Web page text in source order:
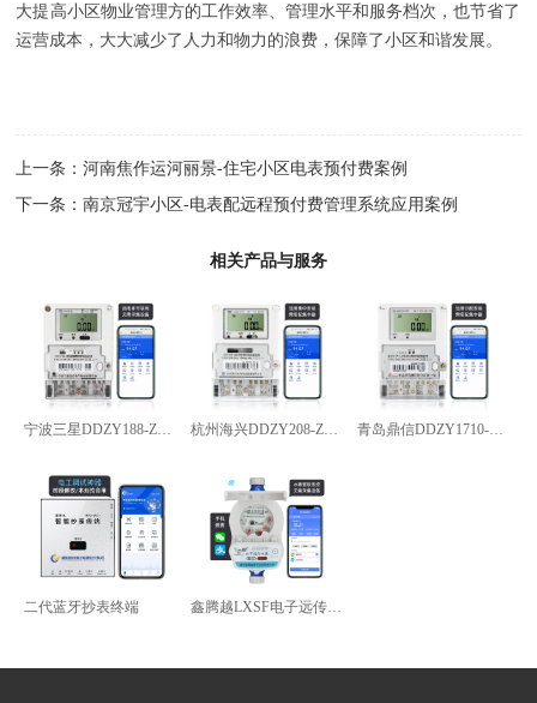
大提高小区物业管理方的工作效率、管理水平和服务档次，也节省了
运营成本，大大减少了人力和物力的浪费，保障了小区和谐发展。
上一条：河南焦作运河丽景-住宅小区电表预付费案例
下一条：南京冠宇小区-电表配远程预付费管理系统应用案例
相关产品与服务
宁波三星DDZY188-Z型4G通讯智能电能表杭州海兴DDZY208-Z型RS485通讯智能电能表
青岛鼎信DDZY1710-Z型单
二代蓝牙抄表终端 鑫腾越LXSF电子远传智能水表